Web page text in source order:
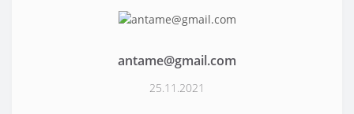
antame@gmail.com
25.11.2021